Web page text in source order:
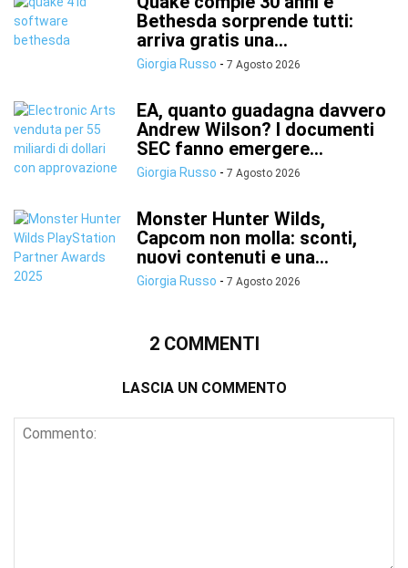
Bethesda sorprende tutti:
arriva gratis una...
Giorgia Russo - 7 Agosto 2026
EA, quanto guadagna davvero
Andrew Wilson? I documenti
SEC fanno emergere...
Giorgia Russo - 7 Agosto 2026
Monster Hunter Wilds,
Capcom non molla: sconti,
nuovi contenuti e una...
Giorgia Russo - 7 Agosto 2026
2 COMMENTI
LASCIA UN COMMENTO